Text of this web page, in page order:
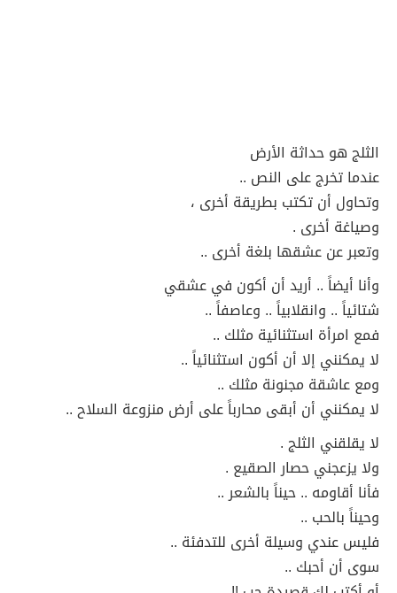
الثلج هو حداثة الأرض
عندما تخرج على النص ..
وتحاول أن تكتب بطريقة أخرى ،
وصياغة أخرى .
وتعبر عن عشقها بلغة أخرى ..
وأنا أيضاً .. أريد أن أكون في عشقي
شتائياً .. وانقلابياً .. وعاصفاً ..
فمع امرأة استثنائية مثلك ..
لا يمكنني إلا أن أكون استثنائياً ..
ومع عاشقة مجنونة مثلك ..
لا يمكنني أن أبقى محارباً على أرض منزوعة السلاح ..
لا يقلقني الثلج .
ولا يزعجني حصار الصقيع .
فأنا أقاومه .. حيناً بالشعر ..
وحيناً بالحب ..
فليس عندي وسيلة أخرى للتدفئة ..
سوى أن أحبك ..